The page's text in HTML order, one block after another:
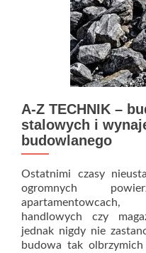
A-Z TECHNIK –
stalowych i
budowlanego
Ostatnimi czasy
ogromnych
handlowych czy
jednak nigdy nie
budowa tak